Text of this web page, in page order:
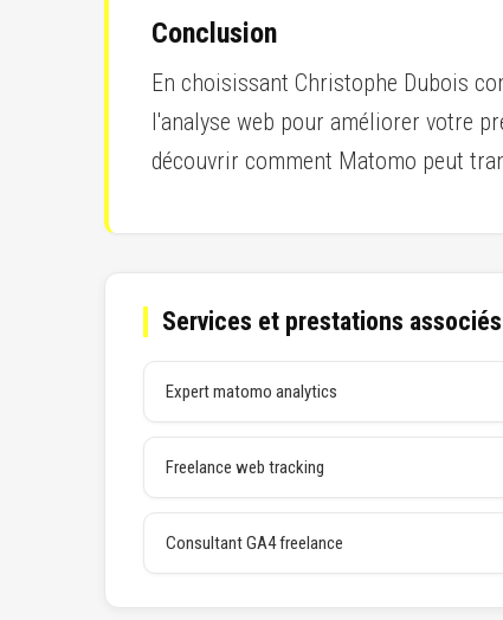
Conclusion
En choisissant Christophe Dubois
l'analyse web pour améliorer votre
découvrir comment Matomo peut
Services et prestations associés
Expert matomo analytics
Freelance web tracking
Consultant GA4 freelance